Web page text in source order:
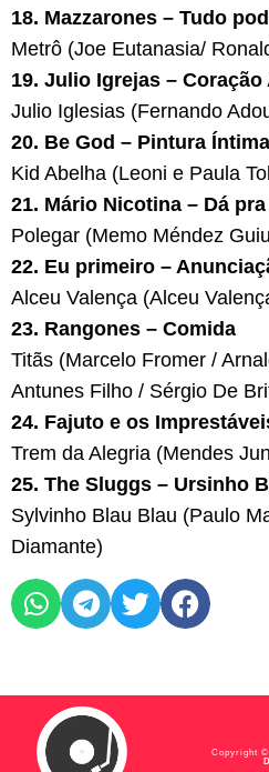
18. Mazzarones – Tudo
Metrô (Joe Eutanasia/
19. Julio Igrejas –
Julio Iglesias (Fernando
20. ⁠Be God – Pintura Íntima
Kid Abelha (Leoni e Paula
21. Mário Nicotina – Dá
Polegar (Memo Méndez
22. Eu primeiro –
Alceu Valença (Alceu
23. Rangones – Comida
Titãs (Marcelo Fromer /
Antunes Filho / Sérgio De
24. Fajuto e os
Trem da Alegria (Mendes
25. The Sluggs – Ursinho
Sylvinho Blau Blau (Paulo
Diamante)
Copyright ©